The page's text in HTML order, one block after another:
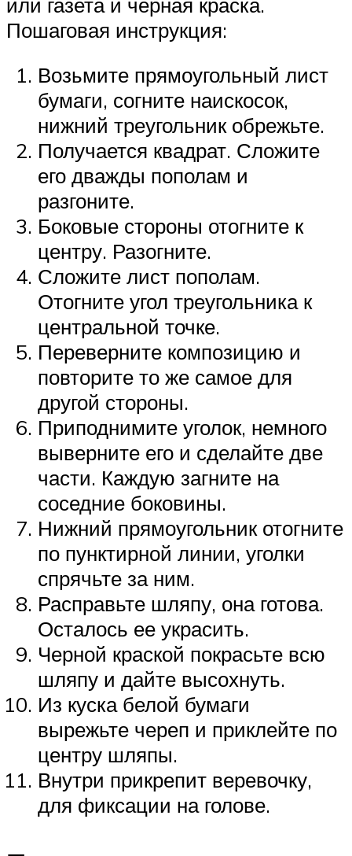
Пошаговая инструкция:
Возьмите прямоугольный лист
бумаги, согните наискосок,
нижний треугольник обрежьте.
Получается квадрат. Сложите
его дважды пополам и
разгоните.
Боковые стороны отогните к
центру. Разогните.
Сложите лист пополам.
Отогните угол треугольника к
центральной точке.
Переверните композицию и
повторите то же самое для
другой стороны.
Приподнимите уголок, немного
выверните его и сделайте две
части. Каждую загните на
соседние боковины.
Нижний прямоугольник отогните
по пунктирной линии, уголки
спрячьте за ним.
Расправьте шляпу, она готова.
Осталось ее украсить.
Черной краской покрасьте всю
шляпу и дайте высохнуть.
Из куска белой бумаги
вырежьте череп и приклейте по
центру шляпы.
Внутри прикрепит веревочку,
для фиксации на голове.